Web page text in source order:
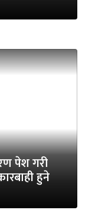
पेश गरी
हुने